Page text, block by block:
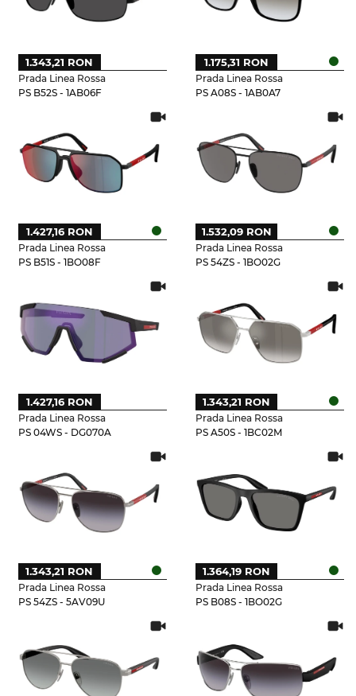
Prada Linea Rossa
PS B52S - 1AB06F
1.343,21 RON
Prada Linea Rossa
PS A08S - 1AB0A7
1.175,31 RON
Prada Linea Rossa
PS B51S - 1BO08F
1.427,16 RON
Prada Linea Rossa
PS 54ZS - 1BO02G
1.532,09 RON
Prada Linea Rossa
PS 04WS - DG070A
1.427,16 RON
Prada Linea Rossa
PS A50S - 1BC02M
1.343,21 RON
Prada Linea Rossa
PS 54ZS - 5AV09U
1.343,21 RON
Prada Linea Rossa
PS B08S - 1BO02G
1.364,19 RON